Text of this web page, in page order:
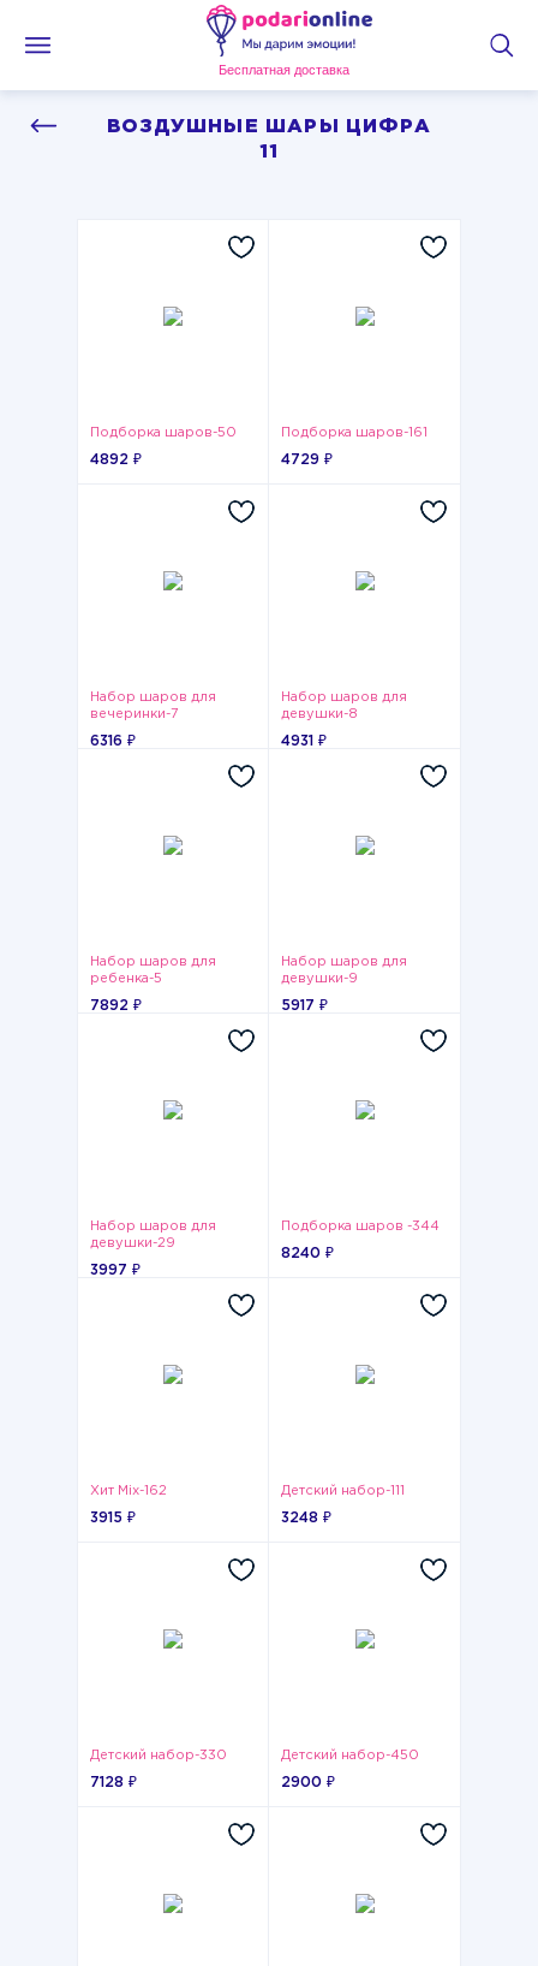
Бесплатная доставка
ВОЗДУШНЫЕ ШАРЫ ЦИФРА
11
Подборка шаров-50
4892 ₽
Подборка шаров-161
4729 ₽
Набор шаров для
вечеринки-7
6316 ₽
Набор шаров для
девушки-8
4931 ₽
Набор шаров для
ребенка-5
7892 ₽
Набор шаров для
девушки-9
5917 ₽
Набор шаров для
девушки-29
3997 ₽
Подборка шаров -344
8240 ₽
Хит Mix-162
3915 ₽
Детский набор-111
3248 ₽
Детский набор-330
7128 ₽
Детский набор-450
2900 ₽